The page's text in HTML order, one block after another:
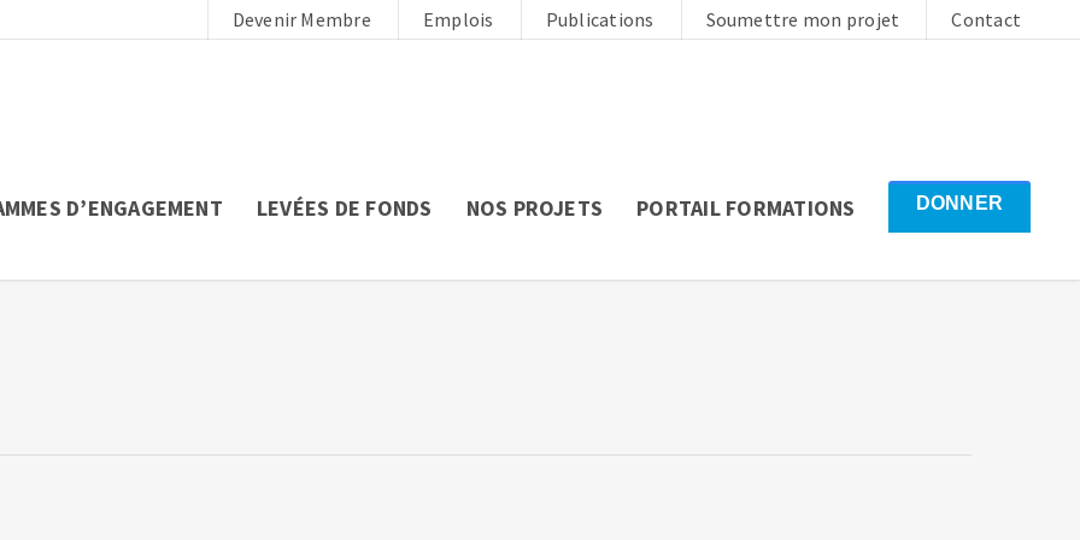
Devenir Membre Emplois Publications Soumettre mon projet Contact
D’ENGAGEMENT LEVÉES DE FONDS NOS PROJETS PORTAIL FORMATIONS DONNER